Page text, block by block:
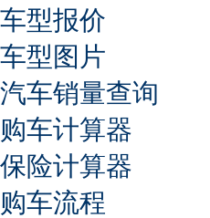
车型报价
车型图片
汽车销量查询
购车计算器
保险计算器
购车流程